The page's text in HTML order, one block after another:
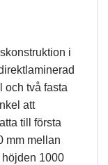
i
och två fasta
att
till första
mm mellan
höjden 1000